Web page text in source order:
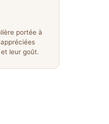
portée à
leur goût.